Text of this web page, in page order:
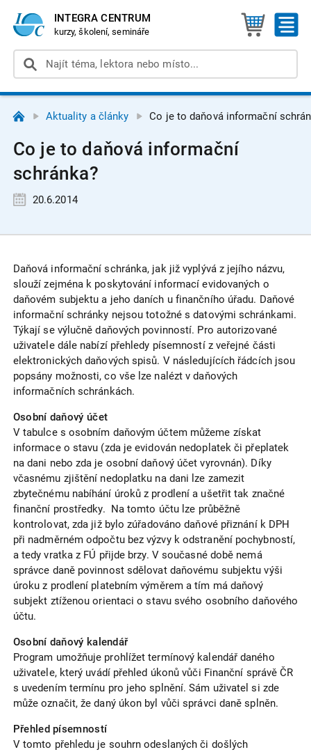
INTEGRA CENTRUM
kurzy, školení, semináře
Aktuality a články Co je to daňová informační
Co je to daňová informační
schránka?
20.6.2014
Daňová informační schránka, jak již vyplývá z jejího názvu,
slouží zejména k poskytování informací evidovaných o
daňovém subjektu a jeho daních u finančního úřadu. Daňové
informační schránky nejsou totožné s datovými schránkami.
Týkají se výlučně daňových povinností. Pro autorizované
uživatele dále nabízí přehledy písemností z veřejné části
elektronických daňových spisů. V následujících řádcích jsou
popsány možnosti, co vše lze nalézt v daňových
informačních schránkách.
Osobní daňový účet
V tabulce s osobním daňovým účtem můžeme získat
informace o stavu (zda je evidován nedoplatek či přeplatek
na dani nebo zda je osobní daňový účet vyrovnán). Díky
včasnému zjištění nedoplatku na dani lze zamezit
zbytečnému nabíhání úroků z prodlení a ušetřit tak značné
finanční prostředky. Na tomto účtu lze průběžně
kontrolovat, zda již bylo zúřadováno daňové přiznání k DPH
při nadměrném odpočtu bez výzvy k odstranění pochybností,
a tedy vratka z FÚ přijde brzy. V současné době nemá
správce daně povinnost sdělovat daňovému subjektu výši
úroku z prodlení platebním výměrem a tím má daňový
subjekt ztíženou orientaci o stavu svého osobního daňového
účtu.
Osobní daňový kalendář
Program umožňuje prohlížet termínový kalendář daného
uživatele, který uvádí přehled úkonů vůči Finanční správě ČR
s uvedením termínu pro jeho splnění. Sám uživatel si zde
může označit, že daný úkon byl vůči správci daně splněn.
Přehled písemností
V tomto přehledu je souhrn odeslaných či došlých